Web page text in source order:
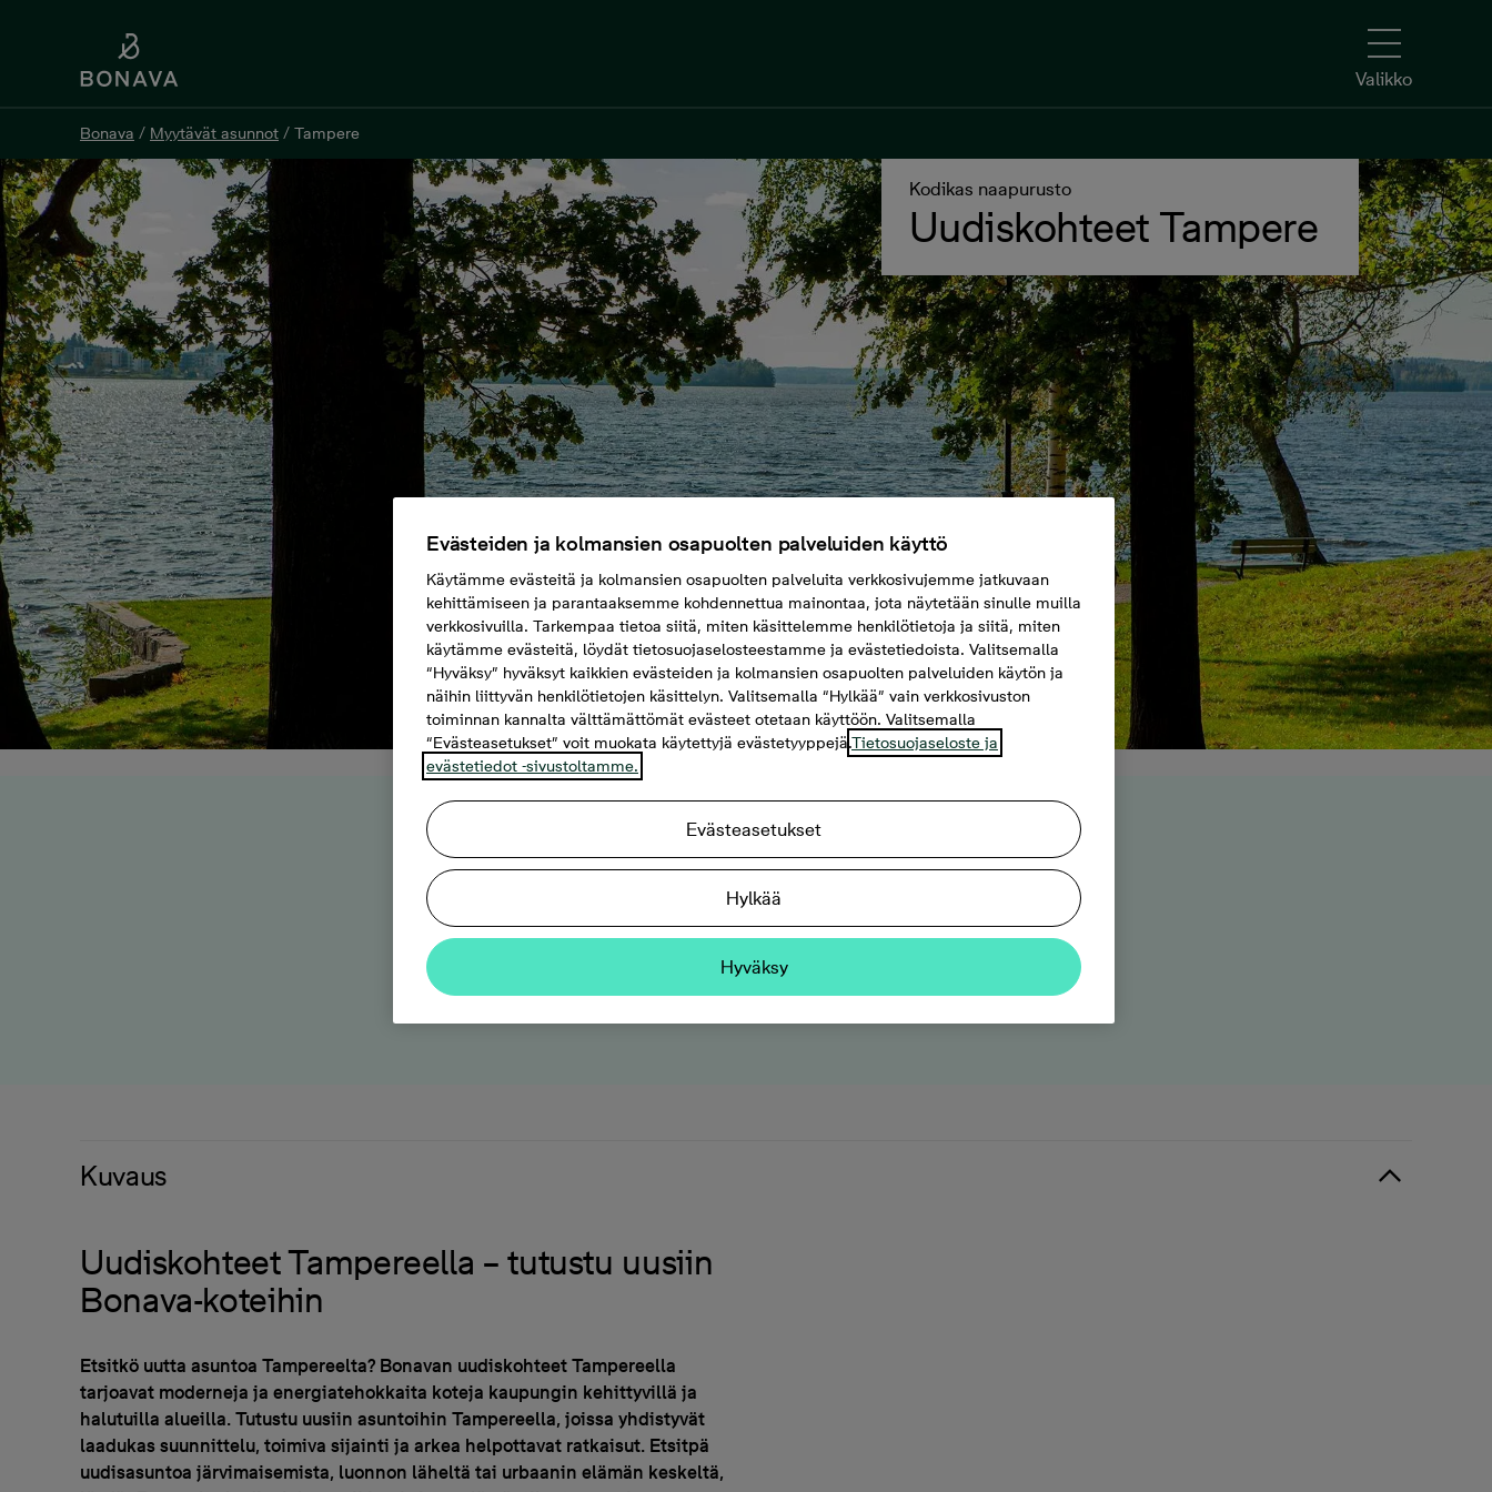
Valikko
Bonava / Myytävät asunnot / Tampere
Kodikas naapurusto
Uudiskohteet Tampere
Bonavan uudiskohteet Tampereella
Löydä uusi kotisi asuinalueelta
Kuvaus
Uudiskohteet Tampereella – tutustu uusiin
Bonava-koteihin
Etsitkö uutta asuntoa Tampereelta? Bonavan uudiskohteet Tampereella
tarjoavat moderneja ja energiatehokkaita koteja kaupungin kehittyvillä ja
halutuilla alueilla. Tutustu uusiin asuntoihin Tampereella, joissa yhdistyvät
laadukas suunnittelu, toimiva sijainti ja arkea helpottavat ratkaisut. Etsitpä
uudisasuntoa järvimaisemista, luonnon läheltä tai urbaanin elämän keskeltä,
Evästeiden ja kolmansien osapuolten palveluiden käyttö
Käytämme evästeitä ja kolmansien osapuolten palveluita verkkosivujemme jatkuvaan
kehittämiseen ja parantaaksemme kohdennettua mainontaa, jota näytetään sinulle muilla
verkkosivuilla. Tarkempaa tietoa siitä, miten käsittelemme henkilötietoja ja siitä, miten
käytämme evästeitä, löydät tietosuojaselosteestamme ja evästetiedoista. Valitsemalla
“Hyväksy” hyväksyt kaikkien evästeiden ja kolmansien osapuolten palveluiden käytön ja
näihin liittyvän henkilötietojen käsittelyn. Valitsemalla “Hylkää” vain verkkosivuston
toiminnan kannalta välttämättömät evästeet otetaan käyttöön. Valitsemalla
“Evästeasetukset” voit muokata käytettyjä evästetyyppejä.Tietosuojaseloste ja
evästetiedot -sivustoltamme.
Evästeasetukset
Hylkää
Hyväksy